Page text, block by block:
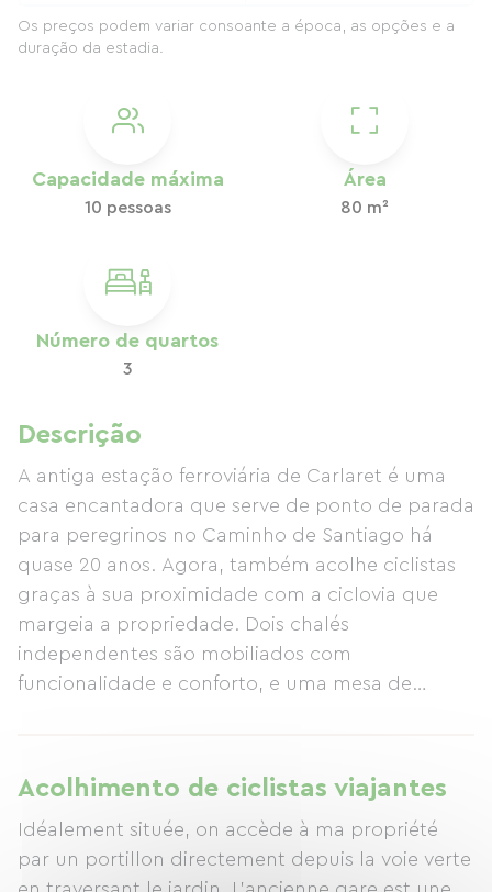
Capacidade máxima
10 pessoas
Área
80 m²
Número de quartos
3
Descrição
A antiga estação ferroviária de Carlaret é uma
casa encantadora que serve de ponto de parada
para peregrinos no Caminho de Santiago há
quase 20 anos. Agora, também acolhe ciclistas
graças à sua proximidade com a ciclovia que
margeia a propriedade. Dois chalés
independentes são mobiliados com
funcionalidade e conforto, e uma mesa de
durante uma refeição ou à noite. O jardim é
acessível para descanso e relaxamento em um
ambiente tranquilo e bem cuidado. Você
encontrará todas as instalações necessárias para
Acolhimento de ciclistas viajantes
Idéalement située, on accède à ma propriété
par un portillon directement depuis la voie verte
Os preços podem variar consoante a época, as opções e a
duração da estadia.